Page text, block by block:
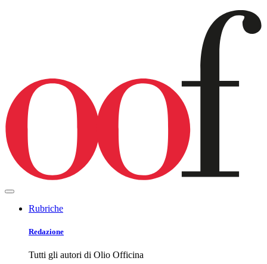
Rubriche
Redazione
Tutti gli autori di Olio Officina